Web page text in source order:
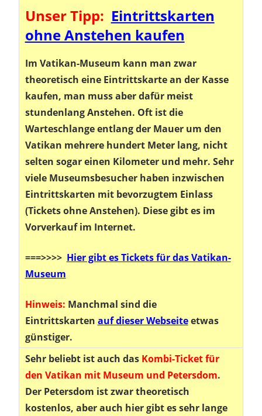
Unser Tipp: Eintrittskarten
ohne Anstehen kaufen
Im Vatikan-Museum kann man zwar
theoretisch eine Eintrittskarte an der Kasse
kaufen, man muss aber dafür meist
stundenlang Anstehen. Oft ist die
Warteschlange entlang der Mauer um den
Vatikan mehrere hundert Meter lang, nicht
selten sogar einen Kilometer und mehr. Sehr
viele Museumsbesucher haben inzwischen
Eintrittskarten mit bevorzugtem Einlass
(Tickets ohne Anstehen). Diese gibt es im
Vorverkauf im Internet.
===>>>> Hier gibt es Tickets für das Vatikan-
Museum
Hinweis: Manchmal sind die
Eintrittskarten auf dieser Webseite etwas
günstiger.
Sehr beliebt ist auch das Kombi-Ticket für
den Vatikan mit Museum und Petersdom.
Der Petersdom ist zwar theoretisch
kostenlos, aber auch hier gibt es sehr lange